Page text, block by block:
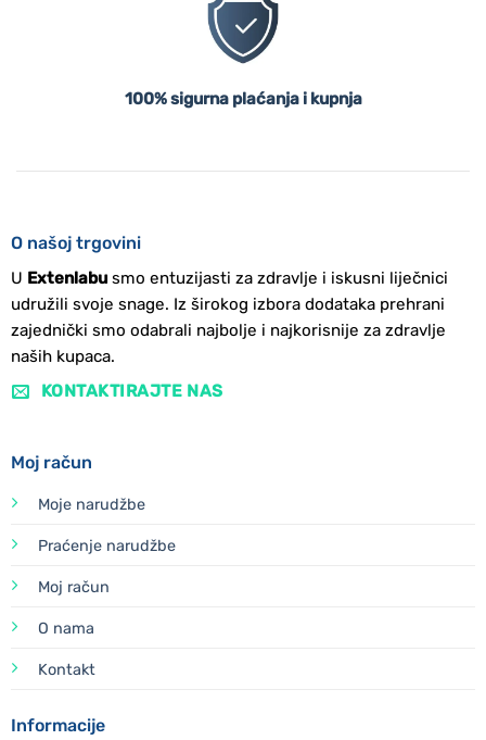
100% sigurna plaćanja i kupnja
O našoj trgovini
U Extenlabusmo entuzijasti za zdravlje i iskusni liječnici
udružili svoje snage. Iz širokog izbora dodataka prehrani
zajednički smo odabrali najbolje i najkorisnije za zdravlje
naših kupaca.
KONTAKTIRAJTE NAS
Moj račun
Moje narudžbe
Praćenje narudžbe
Moj račun
O nama
Kontakt
Informacije